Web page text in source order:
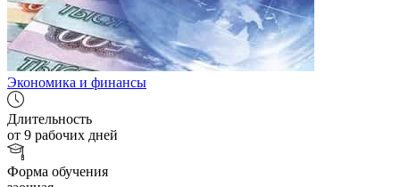
Экономика и финансы
Длительность
от 9 рабочих дней
Форма обучения